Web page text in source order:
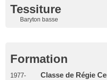
Tessiture
Baryton basse
Formation
1977-
Classe de Régie